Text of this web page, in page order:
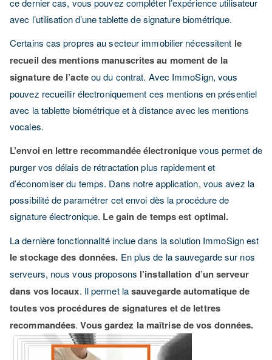
ce dernier cas, vous pouvez compléter l’expérience utilisateur
avec l’utilisation d’une tablette de signature biométrique.
Certains cas propres au secteur immobilier nécessitent le
recueil des mentions manuscrites au moment de la
signature de l’acteou du contrat. Avec ImmoSign, vous
pouvez recueillir électroniquement ces mentions en présentiel
avec la tablette biométrique et à distance avec les mentions
vocales.
L’envoi en lettre recommandée électroniquevous permet de
purger vos délais de rétractation plus rapidement et
d’économiser du temps. Dans notre application, vous avez la
possibilité de paramétrer cet envoi dès la procédure de
signature électronique. Le gain de temps est optimal.
La dernière fonctionnalité inclue dans la solution ImmoSign est
le stockage des données. En plus de la sauvegarde sur nos
serveurs, nous vous proposons l’installation d’un serveur
dans vos locaux. Il permet lasauvegarde automatique de
toutes vos procédures de signatures et de lettres
recommandées.Vous gardez la maîtrise de vos données.